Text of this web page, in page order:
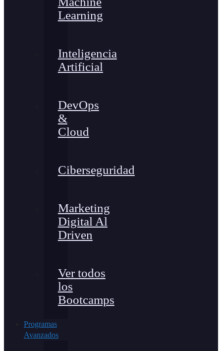
Learning
Inteligencia
Artificial
DevOps
&
Cloud
Ciberseguridad
Marketing
Digital Al
Driven
Ver todos
los
Bootcamps
Programas
Avanzados